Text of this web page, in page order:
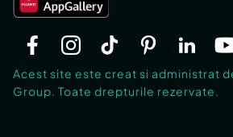
Acest site este creat si administrat
Group. Toate drepturile rezervate.